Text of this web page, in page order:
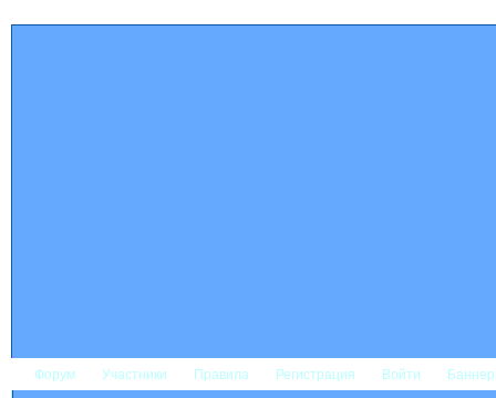
Форум Участники Правила Регистрация Войти